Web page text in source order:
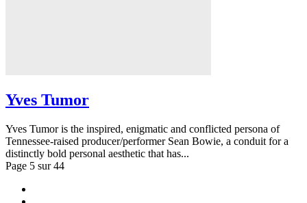
Yves Tumor
Yves Tumor is the inspired, enigmatic and conflicted persona of
Tennessee-raised producer/performer Sean Bowie, a conduit for a
distinctly bold personal aesthetic that has...
Page 5 sur 44